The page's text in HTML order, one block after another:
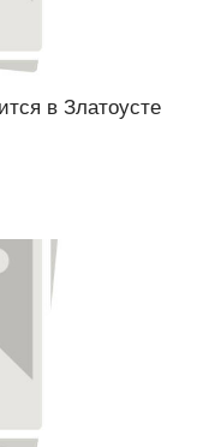
в Златоусте